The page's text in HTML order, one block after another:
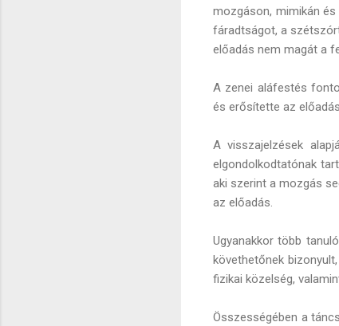
mozgáson, mimikán
fáradtságot, a
előadás nem magát a
A zenei aláfestés
és erősítette az
A visszajelzések
elgondolkodtatónak
aki szerint a mozgás
az előadás.
Ugyanakkor több
követhetőnek
fizikai közelség,
Összességében a